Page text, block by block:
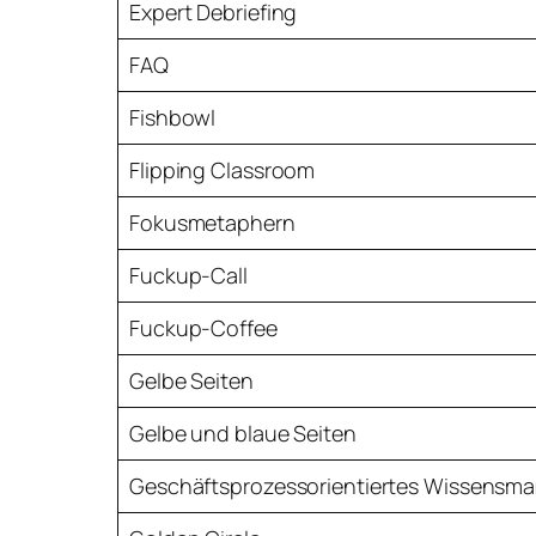
Expert Debriefing
FAQ
Fishbowl
Flipping Classroom
Fokusmetaphern
Fuckup-Call
Fuckup-Coffee
Gelbe Seiten
Gelbe und blaue Seiten
Geschäftsprozessorientiertes